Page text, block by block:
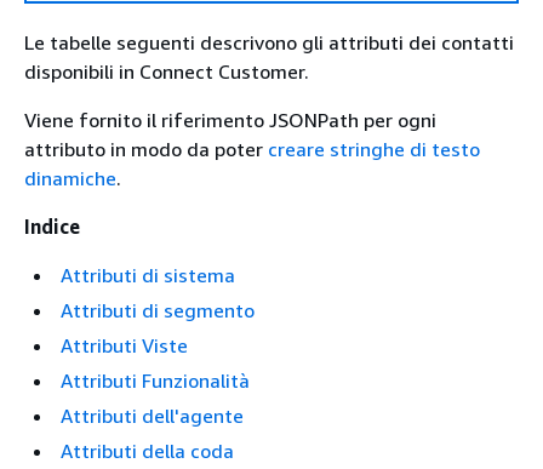
Le tabelle seguenti descrivono gli attributi dei contatti
disponibili in Connect Customer.
Viene fornito il riferimento JSONPath per ogni
attributo in modo da poter creare stringhe di testo
dinamiche.
Indice
Attributi di sistema
Attributi di segmento
Attributi Viste
Attributi Funzionalità
Attributi dell'agente
Attributi della coda